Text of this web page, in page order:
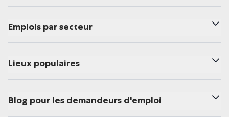
Emplois par secteur
Lieux populaires
Blog pour les demandeurs d'emploi